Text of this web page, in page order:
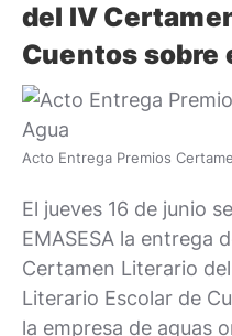
del IV
Cuentos sobre
Acto Entrega Premios
El jueves 16 de junio
EMASESA la entrega
Certamen Literario
Literario Escolar de
la empresa de aguas